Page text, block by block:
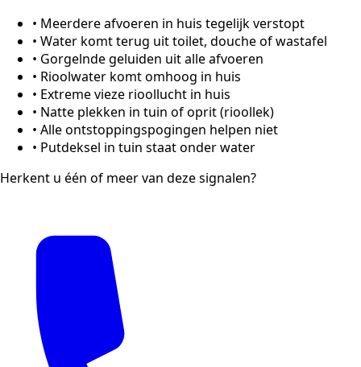
• Meerdere afvoeren in huis tegelijk verstopt
• Water komt terug uit toilet, douche of wastafel
• Gorgelnde geluiden uit alle afvoeren
• Rioolwater komt omhoog in huis
• Extreme vieze rioollucht in huis
• Natte plekken in tuin of oprit (rioollek)
• Alle ontstoppingspogingen helpen niet
• Putdeksel in tuin staat onder water
Herkent u één of meer van deze signalen?